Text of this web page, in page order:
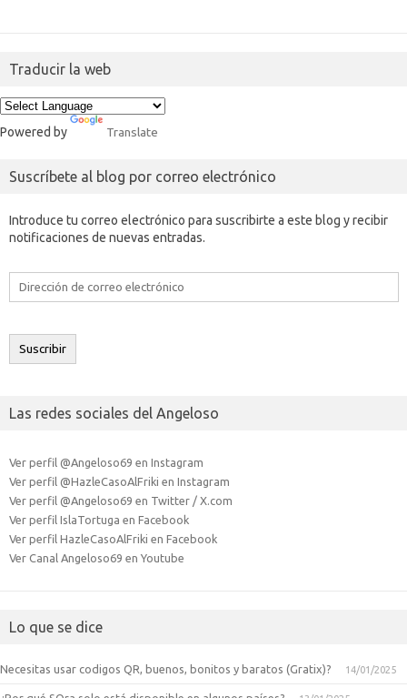
Traducir la web
Powered by Translate
Suscríbete al blog por correo electrónico
Introduce tu correo electrónico para suscribirte a este blog y recibir
notificaciones de nuevas entradas.
Dirección
electrónico
Suscribir
Las redes sociales del Angeloso
Ver perfil @Angeloso69 en Instagram
Ver perfil @HazleCasoAlFriki en Instagram
Ver perfil @Angeloso69 en Twitter / X.com
Ver perfil IslaTortuga en Facebook
Ver perfil HazleCasoAlFriki en Facebook
Ver Canal Angeloso69 en Youtube
Lo que se dice
Necesitas usar codigos QR, buenos, bonitos y baratos (Gratix)? 14/01/2025